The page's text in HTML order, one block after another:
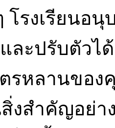
โรงเรียนอนุ
ละปรับตัวไ
รหลานของ
งสำคัญอย่า